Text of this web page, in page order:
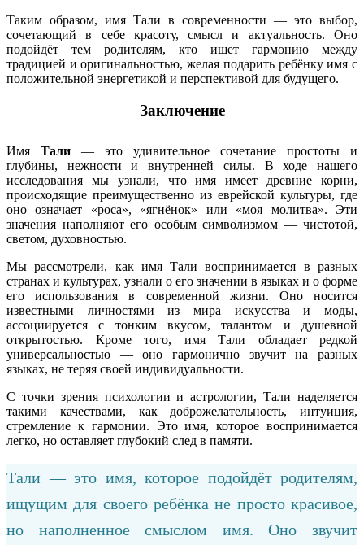
Таким образом, имя Тали в современности — это выбор,
сочетающий в себе красоту, смысл и актуальность. Оно
подойдёт тем родителям, кто ищет гармонию между
традицией и оригинальностью, желая подарить ребёнку имя с
положительной энергетикой и перспективой для будущего.
Заключение
Имя Тали — это удивительное сочетание простоты и
глубины, нежности и внутренней силы. В ходе нашего
исследования мы узнали, что имя имеет древние корни,
происходящие преимущественно из еврейской культуры, где
оно означает «роса», «ягнёнок» или «моя молитва». Эти
значения наполняют его особым символизмом — чистотой,
светом, духовностью.
Мы рассмотрели, как имя Тали воспринимается в разных
странах и культурах, узнали о его значении в языках и о форме
его использования в современной жизни. Оно носится
известными личностями из мира искусства и моды,
ассоциируется с тонким вкусом, талантом и душевной
открытостью. Кроме того, имя Тали обладает редкой
универсальностью — оно гармонично звучит на разных
языках, не теряя своей индивидуальности.
С точки зрения психологии и астрологии, Тали наделяется
такими качествами, как доброжелательность, интуиция,
стремление к гармонии. Это имя, которое воспринимается
легко, но оставляет глубокий след в памяти.
Тали — это имя, которое подойдёт родителям,
ищущим для своего ребёнка не просто красивое,
но наполненное смыслом имя. Оно звучит